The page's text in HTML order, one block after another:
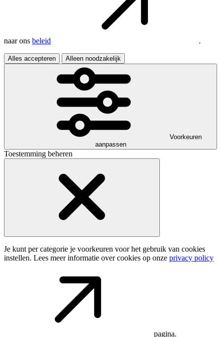
naar ons beleid .
Alles accepteren Alleen noodzakelijk
Voorkeuren
aanpassen
Toestemming beheren
Je kunt per categorie je voorkeuren voor het gebruik van cookies
instellen. Lees meer informatie over cookies op onze privacy policy
pagina.